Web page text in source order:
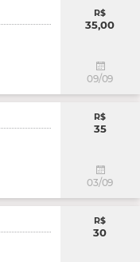
R$
35,00
09/09
R$
35
03/09
R$
30